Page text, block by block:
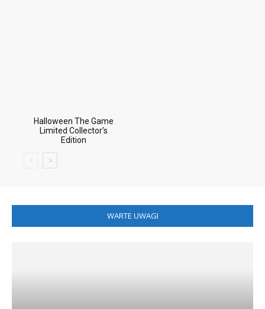
Halloween The Game
Limited Collector’s
Edition
WARTE UWAGI